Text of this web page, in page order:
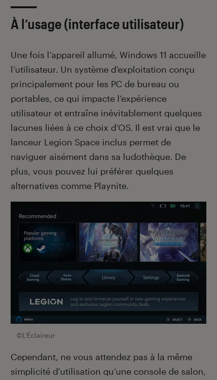
À l’usage (interface utilisateur)
Une fois l’appareil allumé, Windows 11 accueille
l’utilisateur. Un système d’exploitation conçu
principalement pour les PC de bureau ou
portables, ce qui impacte l’expérience
utilisateur et entraîne inévitablement quelques
lacunes liées à ce choix d’OS. Il est vrai que le
lanceur Legion Space inclus permet de
naviguer aisément dans sa ludothèque. De
plus, vous pouvez lui préférer quelques
alternatives comme Playnite.
©L'Éclaireur
Cependant, ne vous attendez pas à la même
simplicité d’utilisation qu’une console de salon,